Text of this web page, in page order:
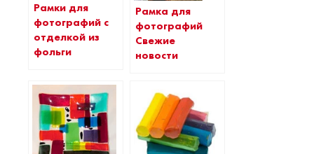
Рамки для
фотографий с
отделкой из
фольги
Рамка для
фотографий
Свежие
новости